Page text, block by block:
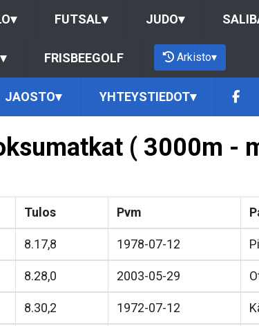
▾ FUTSAL▾ JUDO▾
▾ FRISBEEGOLF Arkisto▾
JAOSTO▾ YHTEYSTIEDOT▾
( 3000m -
Tulos Pvm
8.17,8 1978-07-12
8.28,0 2003-05-29
8.30,2 1972-07-12